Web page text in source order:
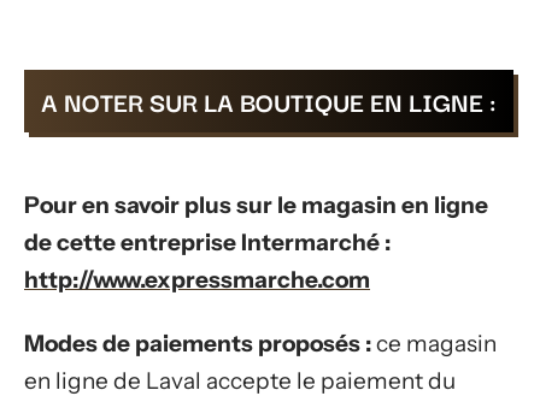
A NOTER SUR LA BOUTIQUE EN LIGNE :
Pour en savoir plus sur le magasin en ligne
de cette entreprise Intermarché :
http://www.expressmarche.com
Modes de paiements proposés :ce magasin
en ligne de Laval accepte le paiement du